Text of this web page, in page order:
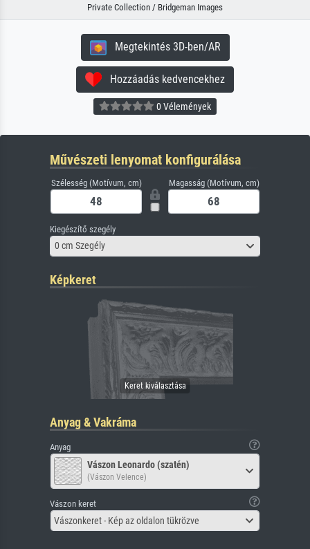
Private Collection / Bridgeman Images
Megtekintés 3D-ben/AR
Hozzáadás kedvencekhez
0 Vélemények
Művészeti lenyomat konfigurálása
Szélesség (Motívum, cm) Magasság (Motívum, cm)
Kiegészítő szegély
0 cm Szegély
Képkeret
Anyag & Vakráma
Anyag
Vászon Leonardo (szatén)
(Vászon Velence)
Vászon keret
Vászonkeret - Kép az oldalon tükrözve